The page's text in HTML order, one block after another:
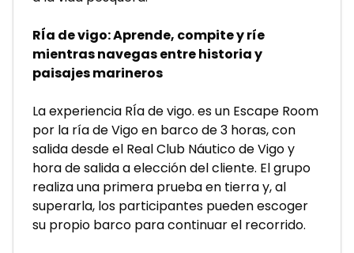
RÍa de vigo: Aprende, compite y ríe
mientras navegas entre historia y
paisajes marineros
La experiencia RÍa de vigo. es un Escape Room
por la ría de Vigo en barco de 3 horas, con
salida desde el Real Club Náutico de Vigo y
hora de salida a elección del cliente. El grupo
realiza una primera prueba en tierra y, al
superarla, los participantes pueden escoger
su propio barco para continuar el recorrido.